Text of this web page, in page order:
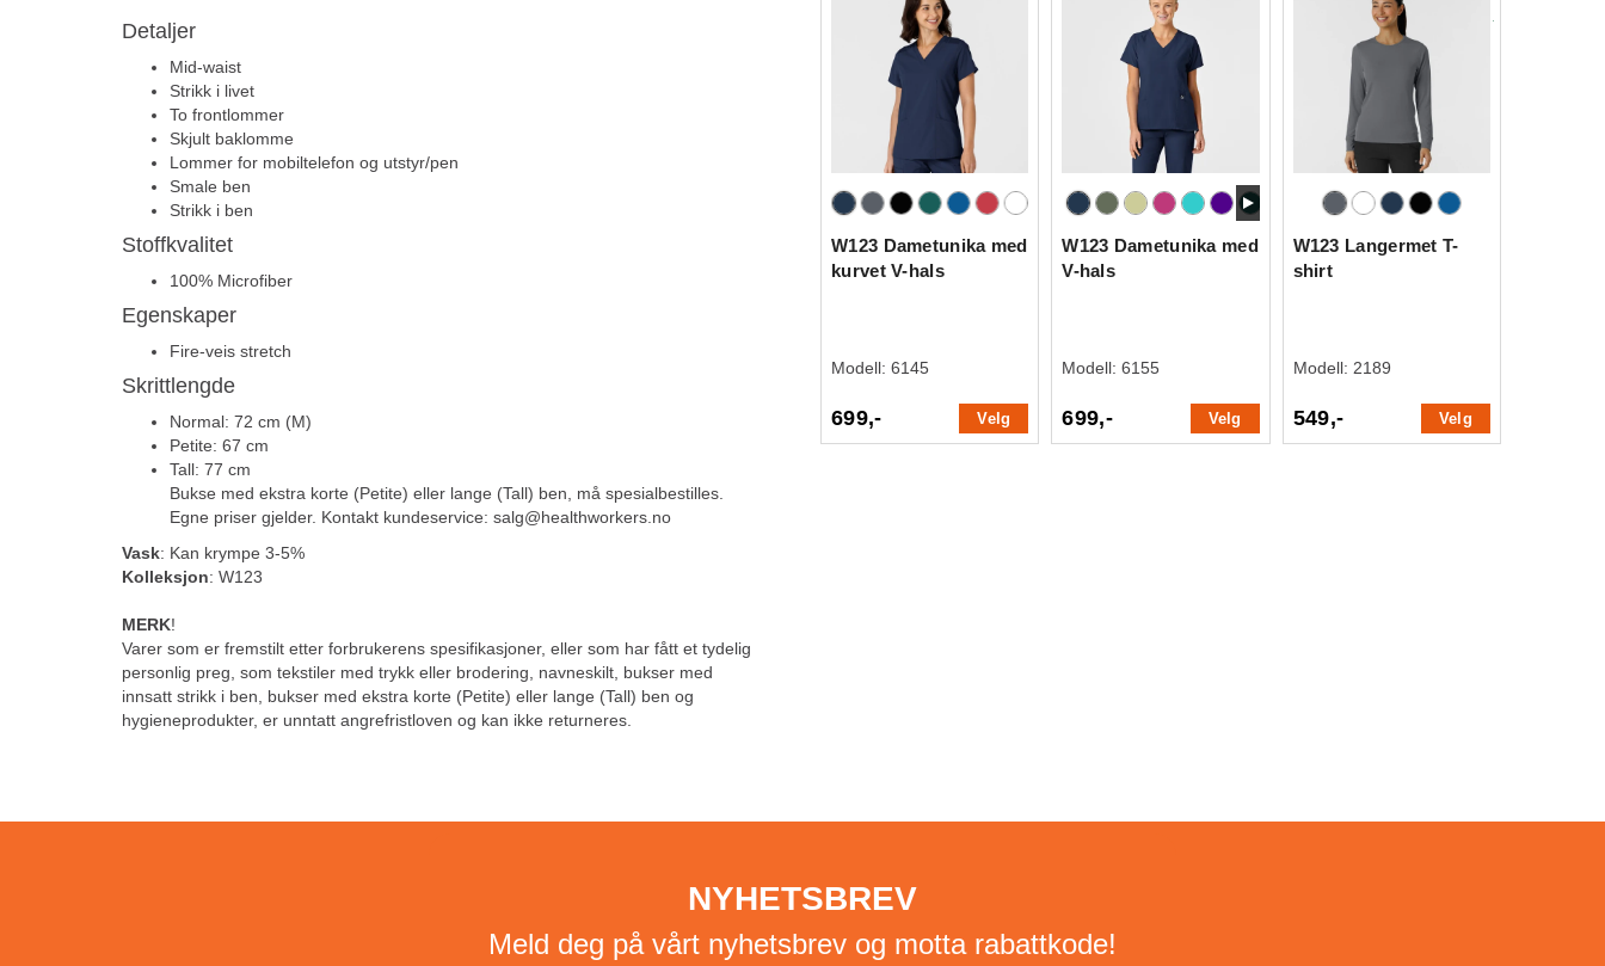
Detaljer
Mid-waist
Strikk i livet
To frontlommer
Skjult baklomme
Lommer for mobiltelefon og utstyr/pen
Smale ben
Strikk i ben
Stoffkvalitet
100% Microfiber
Egenskaper
Fire-veis stretch
Skrittlengde
Normal: 72 cm (M)
Petite: 67 cm
Tall: 77 cm
Bukse med ekstra korte (Petite) eller lange (Tall) ben, må spesialbestilles.
Egne priser gjelder. Kontakt kundeservice: salg@healthworkers.no
Vask: Kan krympe 3-5%
Kolleksjon: W123
MERK!
Varer som er fremstilt etter forbrukerens spesifikasjoner, eller som har fått et tydelig
personlig preg, som tekstiler med trykk eller brodering, navneskilt, bukser med
innsatt strikk i ben, bukser med ekstra korte (Petite) eller lange (Tall) ben og
hygieneprodukter, er unntatt angrefristloven og kan ikke returneres.
W123 Dametunika med
kurvet V-hals
Modell: 6145
699,- Velg
W123 Dametunika med
V-hals
Modell:6155
699,- Velg
W123 Langermet T-
shirt
Modell: 2189
549,- Velg
NYHETSBREV
Meld deg på vårt nyhetsbrev og motta rabattkode!